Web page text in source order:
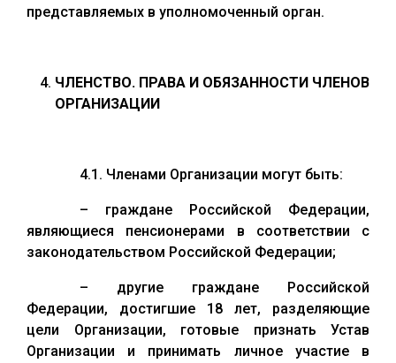
представляемых в уполномоченный орган.
ЧЛЕНСТВО. ПРАВА И ОБЯЗАННОСТИ ЧЛЕНОВ
ОРГАНИЗАЦИИ
4.1. Членами Организации могут быть:
– граждане Российской Федерации,
являющиеся пенсионерами в соответствии с
законодательством Российской Федерации;
– другие граждане Российской
Федерации, достигшие 18 лет, разделяющие
цели Организации, готовые признать Устав
Организации и принимать личное участие в